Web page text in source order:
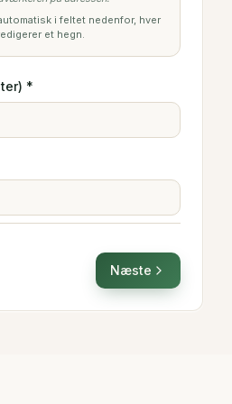
i feltet nedenfor, hver
et hegn.
*
Næste